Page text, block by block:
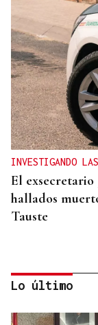
INVESTIGANDO
El exsecretario
hallados
Tauste
Lo último